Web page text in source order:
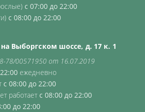
с 07:00 до 22:00
с 08:00 до 22:00
Выборгском шоссе, д. 17 к. 1
78/00571950 от 16.07.2019
ежедневно
с 08:00 до 22:00
работает с 08:00 до 22:00
до 22:00